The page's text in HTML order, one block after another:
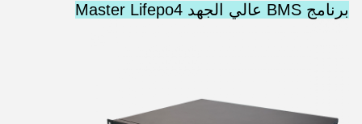
برنامج BMS عالي الجهد Master Lifepo4